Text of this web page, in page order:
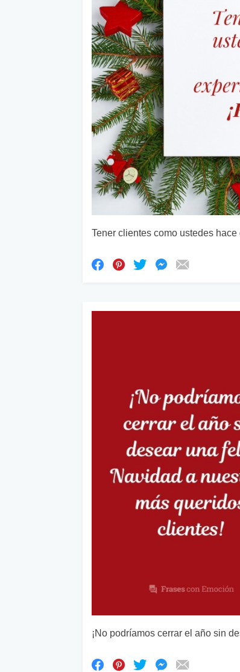
Tener clientes como ustedes
¡No podríamos cerrar el año sin